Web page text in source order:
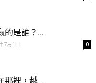
的是誰？...
7月1日 0
那裡，越...